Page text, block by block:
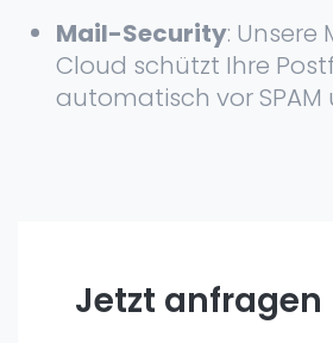
Mail-Security: Unsere
Cloud schützt Ihre
automatisch vor SPAM
Jetzt anfragen